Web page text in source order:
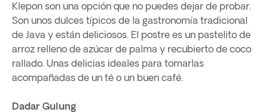
Klepon son una opción que no puedes dejar de probar.
Son unos dulces típicos de la gastronomía tradicional
de Java y están deliciosos. El postre es un pastelito de
arroz relleno de azúcar de palma y recubierto de coco
rallado. Unas delicias ideales para tomarlas
acompañadas de un té o un buen café.
Dadar Gulung